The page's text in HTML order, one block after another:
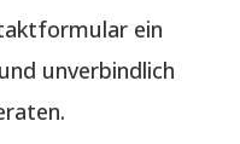
ein
unverbindlich